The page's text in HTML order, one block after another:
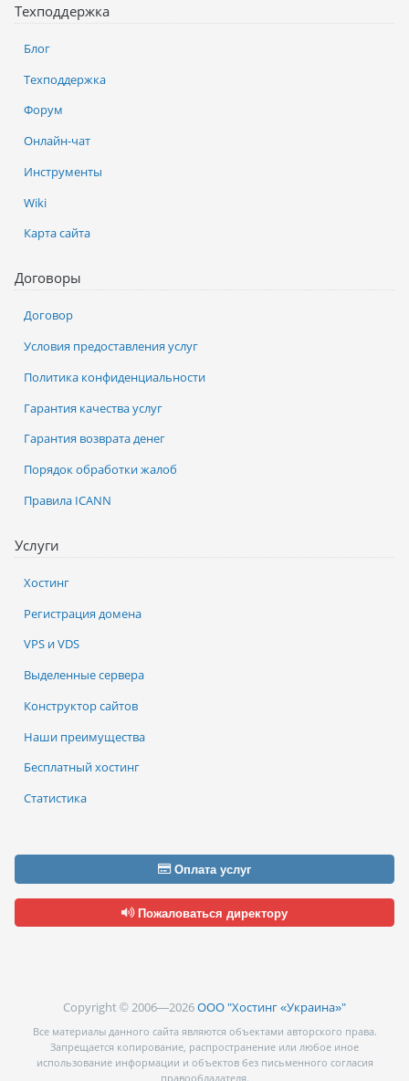
Услуги
Хостинг
Регистрация домена
VPS и VDS
Выделенные сервера
Конструктор сайтов
Наши преимущества
Бесплатный хостинг
Статистика
Техподдержка
Блог
Техподдержка
Форум
Онлайн-чат
Инструменты
Wiki
Карта сайта
Договоры
Договор
Условия предоставления услуг
Политика конфиденциальности
Гарантия качества услуг
Гарантия возврата денег
Порядок обработки жалоб
Правила ICANN
Оплата услуг
Пожаловаться директору
Copyright © 2006—2026ООО "Хостинг «Украина»"
Все материалы данного сайта являются объектами авторского права.
Запрещается копирование, распространение или любое иное
использование информации и объектов без письменного согласия
правообладателя.